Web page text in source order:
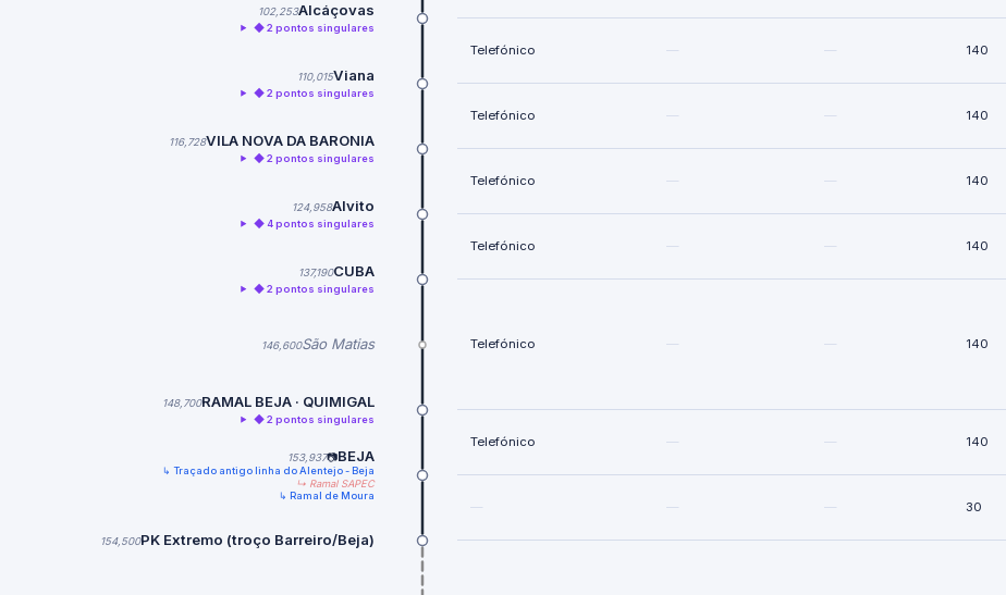
102,253Alcáçovas
◆ 2 pontos singulares
110,015Viana
◆ 2 pontos singulares
116,728VILA NOVA DA BARONIA
◆ 2 pontos singulares
124,958Alvito
◆ 4 pontos singulares
137,190CUBA
◆ 2 pontos singulares
146,600São Matias
148,700RAMAL BEJA · QUIMIGAL
◆ 2 pontos singulares
153,937📷BEJA
↳ Traçado antigo linha do Alentejo - Beja
↳ Ramal SAPEC
↳ Ramal de Moura
154,500PK Extremo (troço Barreiro/Beja)
Telefónico
Telefónico
Telefónico
Telefónico
Telefónico
Telefónico
—
—
—
—
—
—
—
—
—
—
—
—
—
—
—
140
140
140
140
140
140
30